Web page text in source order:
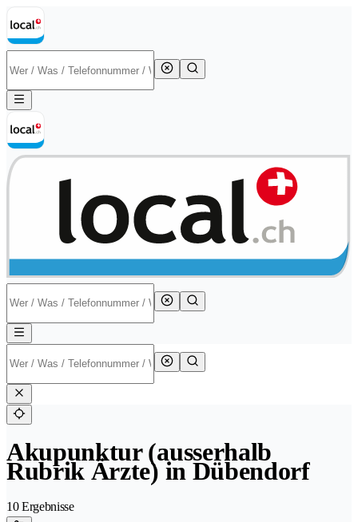
Akupunktur (ausserhalb
Rubrik Ärzte) in Dübendorf
10 Ergebnisse